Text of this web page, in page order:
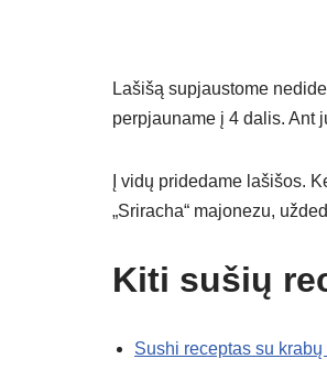
Lašišą supjaustome
perpjauname į 4 dalis. Ant
Į vidų pridedame lašišos.
„Sriracha“ majonezu,
Kiti sušių
Sushi receptas su